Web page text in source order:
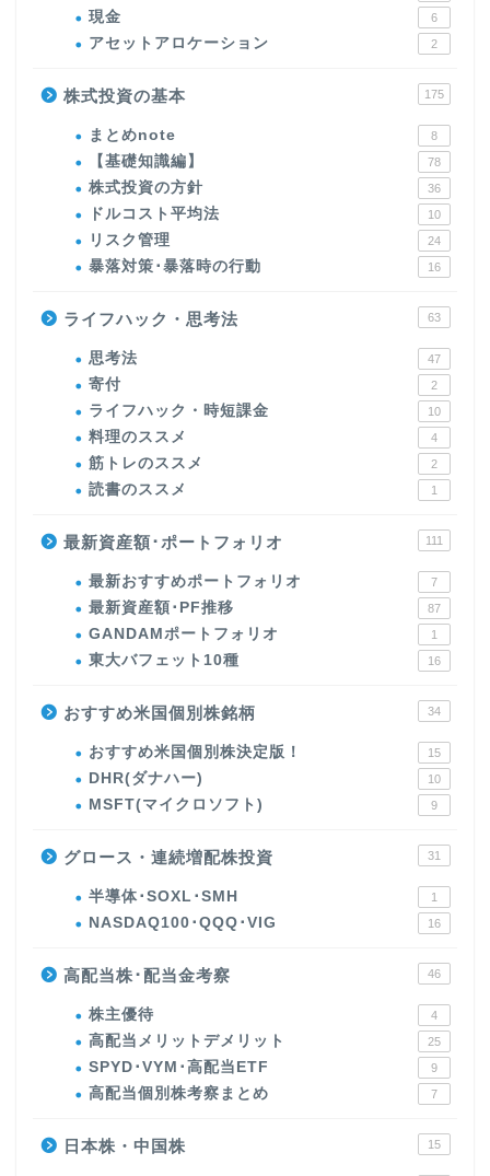
現金 6
アセットアロケーション 2
株式投資の基本 175
まとめnote 8
【基礎知識編】 78
株式投資の方針 36
ドルコスト平均法 10
リスク管理 24
暴落対策･暴落時の行動 16
ライフハック・思考法 63
思考法 47
寄付 2
ライフハック・時短課金 10
料理のススメ 4
筋トレのススメ 2
読書のススメ 1
最新資産額･ポートフォリオ 111
最新おすすめポートフォリオ 7
最新資産額･PF推移 87
GANDAMポートフォリオ 1
東大バフェット10種 16
おすすめ米国個別株銘柄 34
おすすめ米国個別株決定版！ 15
DHR(ダナハー) 10
MSFT(マイクロソフト) 9
グロース・連続増配株投資 31
半導体･SOXL･SMH 1
NASDAQ100･QQQ･VIG 16
高配当株･配当金考察 46
株主優待 4
高配当メリットデメリット 25
SPYD･VYM･高配当ETF 9
高配当個別株考察まとめ 7
日本株・中国株 15